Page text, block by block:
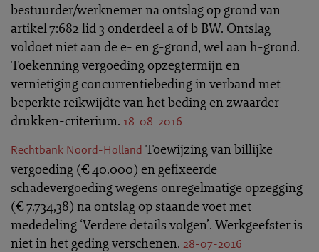
bestuurder/werknemer na ontslag op grond van
artikel 7:682 lid 3 onderdeel a of b BW. Ontslag
voldoet niet aan de e- en g-grond, wel aan h-grond.
Toekenning vergoeding opzegtermijn en
vernietiging concurrentiebeding in verband met
beperkte reikwijdte van het beding en zwaarder
drukken-criterium. 18-08-2016
Rechtbank Noord-Holland Toewijzing van billijke
vergoeding (€ 40.000) en gefixeerde
schadevergoeding wegens onregelmatige opzegging
(€ 7.734,38) na ontslag op staande voet met
mededeling ‘Verdere details volgen’. Werkgeefster is
niet in het geding verschenen. 28-07-2016